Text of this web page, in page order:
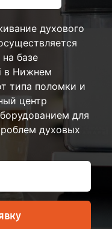
духового
базе
в Нижнем
типа поломки и
центр
для
духовых